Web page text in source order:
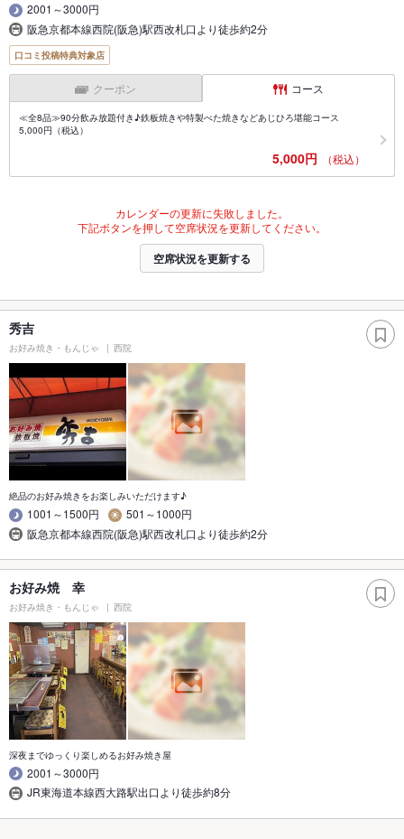
2001～3000円
阪急京都本線西院(阪急)駅西改札口より徒歩約2分
口コミ投稿特典対象店
クーポン コース
≪全8品≫90分飲み放題付き♪鉄板焼きや特製べた焼きなどあじひろ堪能コース
5,000円（税込）
5,000円 （税込）
カレンダーの更新に失敗しました。
下記ボタンを押して空席状況を更新してください。
空席状況を更新する
秀吉
お好み焼き・もんじゃ 西院
絶品のお好み焼きをお楽しみいただけます♪
1001～1500円
501～1000円
阪急京都本線西院(阪急)駅西改札口より徒歩約2分
お好み焼 幸
お好み焼き・もんじゃ 西院
深夜までゆっくり楽しめるお好み焼き屋
2001～3000円
JR東海道本線西大路駅出口より徒歩約8分